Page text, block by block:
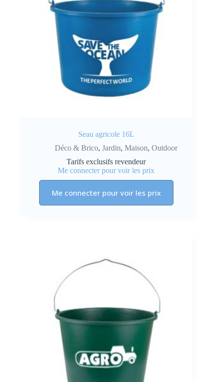
Seau agricole 16L
Déco & Brico, Jardin, Maison, Outdoor
Tarifs exclusifs revendeur
Me connecter pour voir les prix
Me connecter pour voir les prix